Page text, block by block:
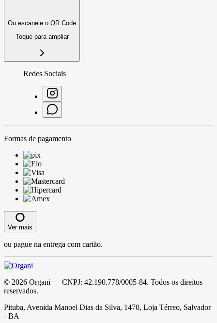
Ou escaneie o QR Code
Toque para ampliar
Redes Sociais
Formas de pagamento
Ver mais
ou pague na entrega com cartão.
© 2026 Organi — CNPJ: 42.190.778/0005-84. Todos os direitos
reservados.
Pituba, Avenida Manoel Dias da Silva, 1470, Loja Térreo, Salvador
- BA